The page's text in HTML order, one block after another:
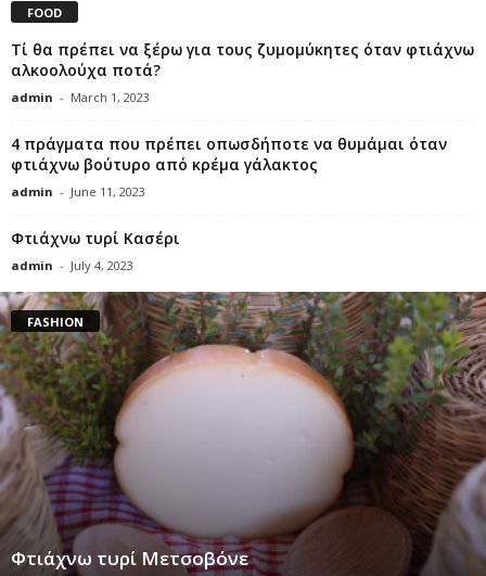
FOOD
Τί θα πρέπει να ξέρω για τους ζυμομύκητες όταν φτιάχνω
αλκοολούχα ποτά?
admin - March 1, 2023
4 πράγματα που πρέπει οπωσδήποτε να θυμάμαι όταν
φτιάχνω βούτυρο από κρέμα γάλακτος
admin - June 11, 2023
Φτιάχνω τυρί Κασέρι
admin - July 4, 2023
FASHION
Φτιάχνω τυρί Μετσοβόνε